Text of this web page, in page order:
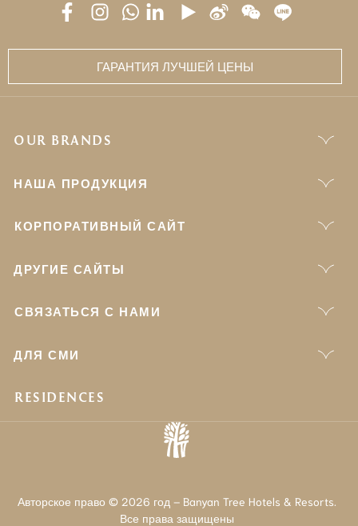
ГАРАНТИЯ ЛУЧШЕЙ ЦЕНЫ
OUR BRANDS
НАША ПРОДУКЦИЯ
КОРПОРАТИВНЫЙ САЙТ
ДРУГИЕ САЙТЫ
СВЯЗАТЬСЯ С НАМИ
ДЛЯ СМИ
RESIDENCES
Авторское право © 2026 год – Banyan Tree Hotels & Resorts.
Все права защищены